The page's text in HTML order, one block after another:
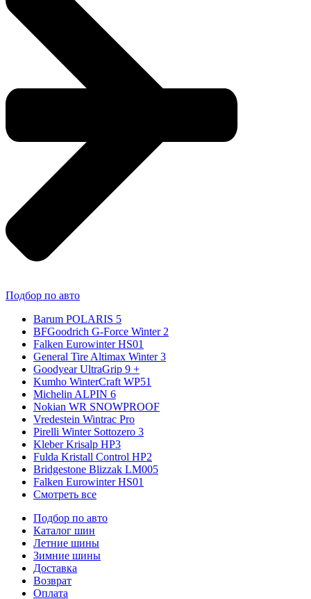
Подбор по авто
Barum POLARIS 5
BFGoodrich G-Force Winter 2
Falken Eurowinter HS01
General Tire Altimax Winter 3
Goodyear UltraGrip 9 +
Kumho WinterCraft WP51
Michelin ALPIN 6
Nokian WR SNOWPROOF
Vredestein Wintrac Pro
Pirelli Winter Sottozero 3
Kleber Krisalp HP3
Fulda Kristall Control HP2
Bridgestone Blizzak LM005
Falken Eurowinter HS01
Смотреть все
Подбор по авто
Каталог шин
Летние шины
Зимние шины
Доставка
Возврат
Оплата